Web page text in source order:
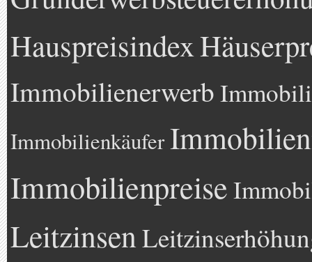
Hauspreisindex
Immobilienerwerb
Immobilienkäufer
Immobilienpreise
Leitzinsen